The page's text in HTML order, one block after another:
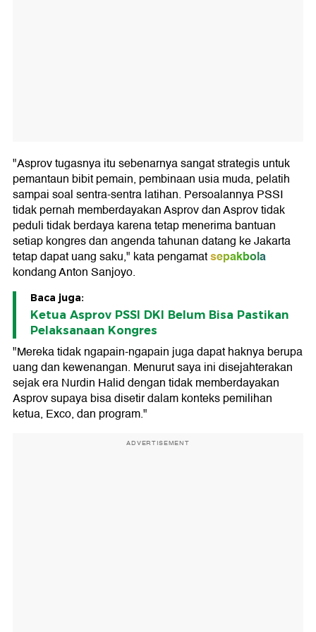
"Asprov tugasnya itu sebenarnya sangat strategis untuk
pemantaun bibit pemain, pembinaan usia muda, pelatih
sampai soal sentra-sentra latihan. Persoalannya PSSI
tidak pernah memberdayakan Asprov dan Asprov tidak
peduli tidak berdaya karena tetap menerima bantuan
setiap kongres dan angenda tahunan datang ke Jakarta
tetap dapat uang saku," kata pengamatsepakbola
kondang Anton Sanjoyo.
Baca juga:
Ketua Asprov PSSI DKI Belum Bisa Pastikan
Pelaksanaan Kongres
"Mereka tidak ngapain-ngapain juga dapat haknya berupa
uang dan kewenangan. Menurut saya ini disejahterakan
sejak era Nurdin Halid dengan tidak memberdayakan
Asprov supaya bisa disetir dalam konteks pemilihan
ketua, Exco, dan program."
ADVERTISEMENT